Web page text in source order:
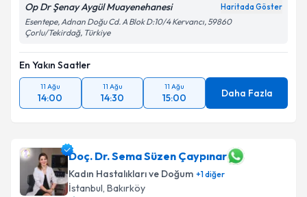
Takvim Talebini Gönder
Op Dr Şenay Aygül Muayenehanesi Haritada Göster
Esentepe, Adnan Doğu Cd. A Blok D:10/4 Kervancı, 59860
Çorlu/Tekirdağ, Türkiye
En Yakın Saatler
11 Ağu
14:00
11 Ağu
14:30
11 Ağu
15:00 Daha Fazla
Doç. Dr. Sema Süzen Çaypınar
Kadın Hastalıkları ve Doğum +1diğer
İstanbul, Bakırköy